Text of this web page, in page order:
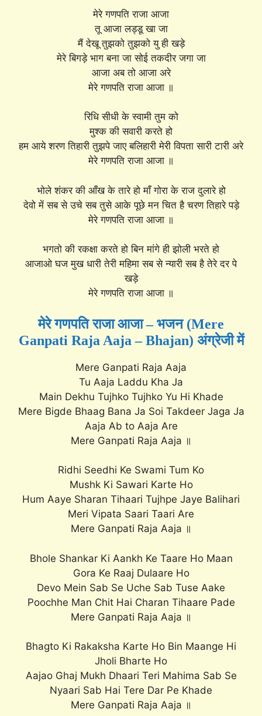
मेरे गणपति राजा आजा
तू आजा लड्डू खा जा
मैं देखू तुझको तुझको यु ही खड़े
मेरे बिगड़े भाग बना जा सोई तकदीर जगा जा
आजा अब तो आजा अरे
मेरे गणपति राजा आजा ॥
रिधि सीधी के स्वामी तुम को
मुश्क की सवारी करते हो
हम आये शरण तिहारी तुझपे जाए बलिहारी मेरी विपता सारी टारी अरे
मेरे गणपति राजा आजा ॥
भोले शंकर की आँख के तारे हो माँ गोरा के राज दुलारे हो
देवो में सब से उचे सब तुसे आके पूछे मन चित है चरण तिहारे पड़े
मेरे गणपति राजा आजा ॥
भगतो की रकक्षा करते हो बिन मांगे ही झोली भरते हो
आजाओ घज मुख धारी तेरी महिमा सब से न्यारी सब है तेरे दर पे
खड़े
मेरे गणपति राजा आजा ॥
मेरे गणपति राजा आजा – भजन (Mere
Ganpati Raja Aaja – Bhajan) अंग्रेजी में
Mere Ganpati Raja Aaja
Tu Aaja Laddu Kha Ja
Main Dekhu Tujhko Tujhko Yu Hi Khade
Mere Bigde Bhaag Bana Ja Soi Takdeer Jaga Ja
Aaja Ab to Aaja Are
Mere Ganpati Raja Aaja ॥
Ridhi Seedhi Ke Swami Tum Ko
Mushk Ki Sawari Karte Ho
Hum Aaye Sharan Tihaari Tujhpe Jaye Balihari
Meri Vipata Saari Taari Are
Mere Ganpati Raja Aaja ॥
Bhole Shankar Ki Aankh Ke Taare Ho Maan
Gora Ke Raaj Dulaare Ho
Devo Mein Sab Se Uche Sab Tuse Aake
Poochhe Man Chit Hai Charan Tihaare Pade
Mere Ganpati Raja Aaja ॥
Bhagto Ki Rakaksha Karte Ho Bin Maange Hi
Jholi Bharte Ho
Aajao Ghaj Mukh Dhaari Teri Mahima Sab Se
Nyaari Sab Hai Tere Dar Pe Khade
Mere Ganpati Raja Aaja ॥